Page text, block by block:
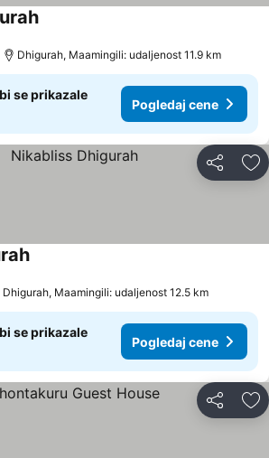
Dhigurah, Maamingili: udaljenost 11.9 km
se prikazale
Pogledaj cene
Deli
Dhigurah, Maamingili: udaljenost 12.5 km
se prikazale
Pogledaj cene
Deli